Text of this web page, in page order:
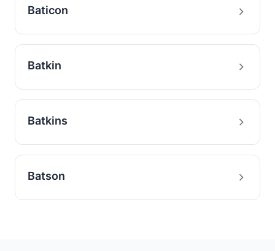
Baticon
Batkin
Batkins
Batson